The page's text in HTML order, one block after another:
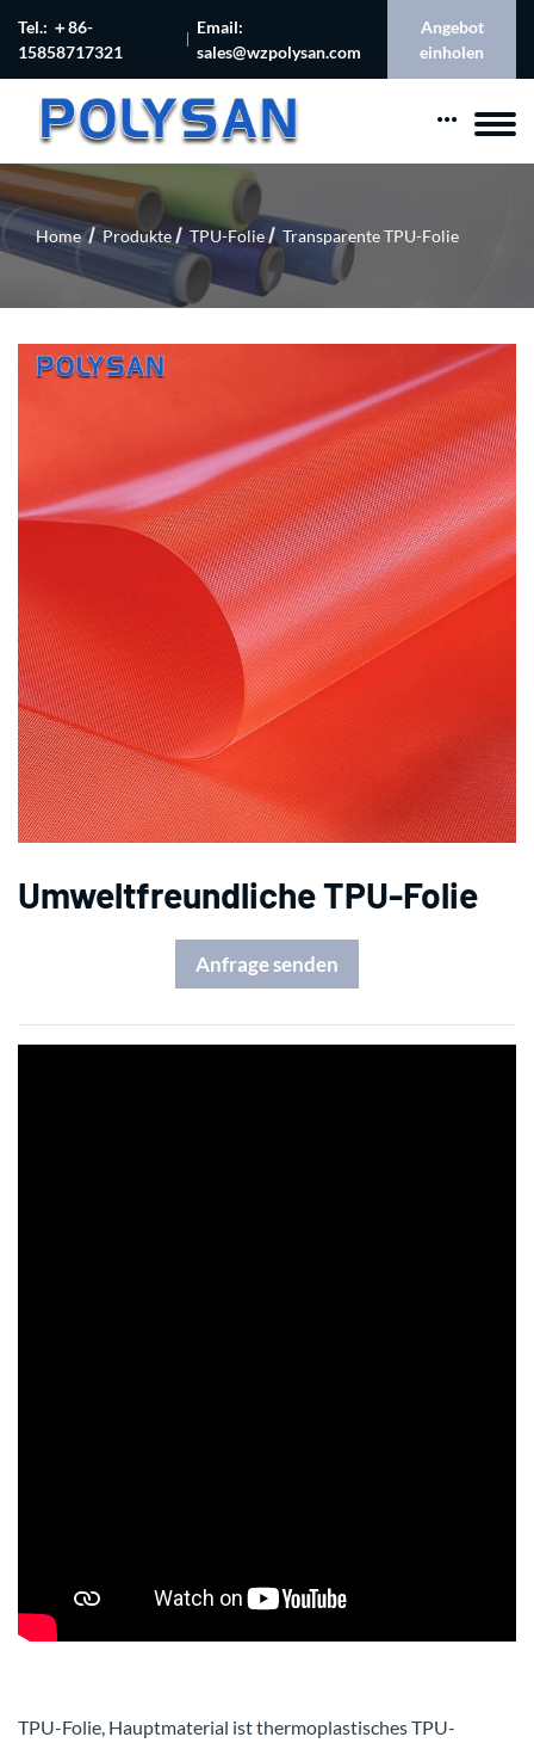
Tel.: ＋86-
15858717321
Email:
sales@wzpolysan.com
Angebot
einholen
Home Produkte TPU-Folie Transparente TPU-Folie
Umweltfreundliche TPU-Folie
Anfrage senden
TPU-Folie, Hauptmaterial ist thermoplastisches TPU-